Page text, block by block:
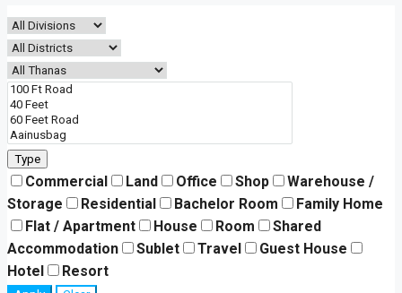
Type
Commercial Land Office Shop
Warehouse /
Storage
Residential Bachelor Room
Family Home
Flat / Apartment
House Room
Shared
Accommodation
Sublet Travel
Guest House
Hotel
Resort